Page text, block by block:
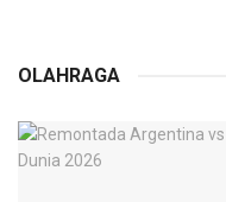
OLAHRAGA